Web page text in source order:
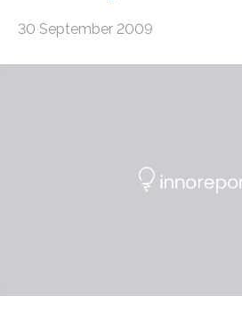
30 September 2009